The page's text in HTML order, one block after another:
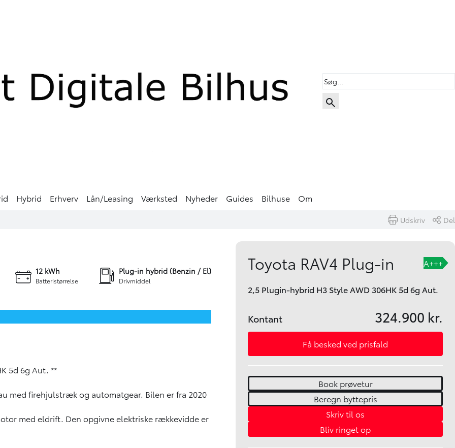
Hybrid Erhverv Lån/Leasing Værksted Nyheder Guides Bilhuse Om
Beregn byttepris
Udskriv Del
Batteristørrelse
12 kWh
Drivmiddel
Plug-in hybrid (Benzin / El)
5d 6g Aut. **
med firehjulstræk og automatgear. Bilen er fra 2020
med eldrift. Den opgivne elektriske rækkevidde er
Toyota RAV4 Plug-in
2,5 Plugin-hybrid H3 Style AWD 306HK 5d 6g Aut.
A+++
Kontant 324.900 kr.
Få besked ved prisfald
Book prøvetur
Beregn byttepris
Skriv til os
Bliv ringet op